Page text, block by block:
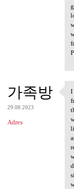
가족방
29.08.2023
Adres
I
I